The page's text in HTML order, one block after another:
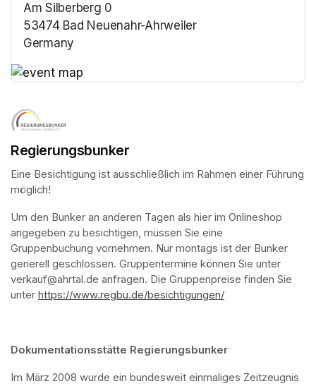
Am Silberberg 0
53474 Bad Neuenahr-Ahrweiler
Germany
Regierungsbunker
Eine Besichtigung ist ausschließlich im Rahmen einer Führung
möglich!
Um den Bunker an anderen Tagen als hier im Onlineshop
angegeben zu besichtigen, müssen Sie eine
Gruppenbuchung vornehmen. Nur montags ist der Bunker
generell geschlossen. Gruppentermine können Sie unter
verkauf@ahrtal.de anfragen. Die Gruppenpreise finden Sie
unter https://www.regbu.de/besichtigungen/
Dokumentationsstätte Regierungsbunker
Im März 2008 wurde ein bundesweit einmaliges Zeitzeugnis